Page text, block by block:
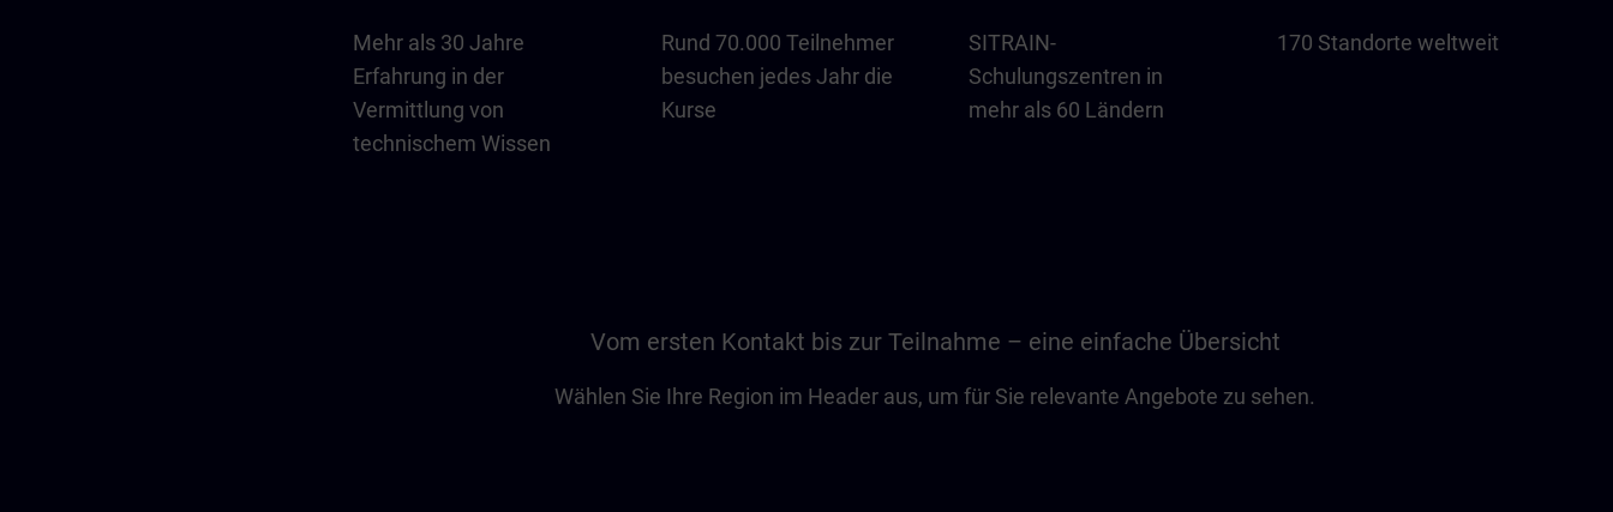
Mehr als 30 Jahre
Erfahrung in der
Vermittlung von
technischem Wissen
Rund 70.000 Teilnehmer
besuchen jedes Jahr die
Kurse
SITRAIN-
Schulungszentren in
mehr als 60 Ländern
170 Standorte weltweit
Vom ersten Kontakt bis zur Teilnahme – eine einfache Übersicht
Wählen Sie Ihre Region im Header aus, um für Sie relevante Angebote zu sehen.